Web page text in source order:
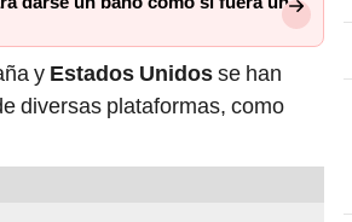
y Estados Unidosse han
diversas plataformas, como